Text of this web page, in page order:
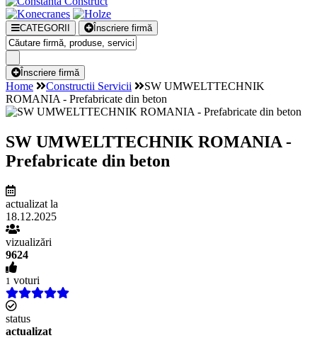
CATEGORII Înscriere firmă
Înscriere firmă
Home Constructii Servicii
SW UMWELTTECHNIK
ROMANIA - Prefabricate din beton
SW UMWELTTECHNIK ROMANIA -
Prefabricate din beton
actualizat la
18.12.2025
vizualizări
9624
1 voturi
status
actualizat